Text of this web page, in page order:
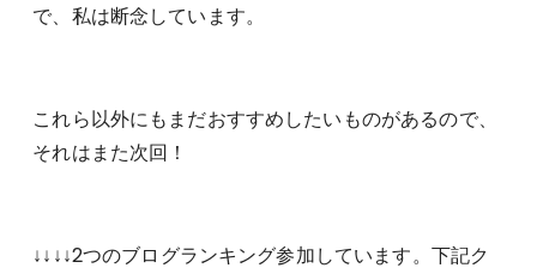
で、私は断念しています。
これら以外にもまだおすすめしたいものがあるので、
それはまた次回！
↓↓↓↓2つのブログランキング参加しています。下記ク